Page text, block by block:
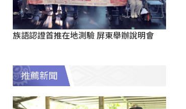
族語認證首推在地測驗 屏東舉辦說明會
推薦新聞